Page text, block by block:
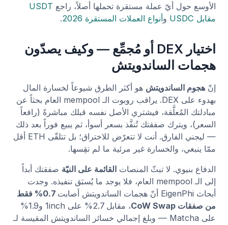
الأوسع حول أيّ عملة مستقرة تحملها أصلاً، راجع USDT
مقابل USDC
وأنواع العملات المستقرة 2026 .
اختيار DEX أو مُجمِّع — وكيف يصدّون
هجمات الساندويتش
إنّ هجوم الساندويتش هو أكثر الطرق شيوعاً لخسارة المال
بهدوء على DEX. يراقب روبوت الـ mempool العام بحثاً عن
مبادلتك المُعلَّقة، فيشتري الأصل نفسه قبلك مباشرةً (رافعاً
السعر)، ويترك صفقتك تُنفَّذ بسعر أسوأ، ثم يبيع فوراً بعد ذلك
— ليجني الفارق. أنت لا تتعرّض للاختراق؛ بل تتلقّى ETH أقل
ممّا ينبغي، والخسارة غير مرئية ما لم تقِسها.
الدفاع بنيوي. لا تبثّ المنصات القائمة على النيّة صفقتك أبداً
إلى الـ mempool العام، فلا يوجد ما يُسبَق تنفيذه. وجدت
أبحاث EigenPhi أنّ هجمات الساندويتش أصابت
0.7% فقط
من صفقات CoW Swap
، مقابل 2.7% على 1inch و1.9%
على Matcha — وبلغ إجمالي خسائر الساندويتش المقيسة لـ